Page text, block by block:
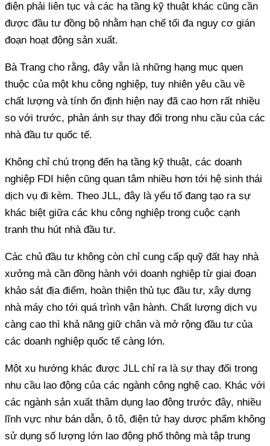
điện phải liên tục và các hạ tầng kỹ thuật khác cũng cần
được đầu tư đồng bộ nhằm hạn chế tối đa nguy cơ gián
đoạn hoạt động sản xuất.
Bà Trang cho rằng, đây vẫn là những hạng mục quen
thuộc của một khu công nghiệp, tuy nhiên yêu cầu về
chất lượng và tính ổn định hiện nay đã cao hơn rất nhiều
so với trước, phản ánh sự thay đổi trong nhu cầu của các
nhà đầu tư quốc tế.
Không chỉ chú trọng đến hạ tầng kỹ thuật, các doanh
nghiệp FDI hiện cũng quan tâm nhiều hơn tới hệ sinh thái
dịch vụ đi kèm. Theo JLL, đây là yếu tố đang tạo ra sự
khác biệt giữa các khu công nghiệp trong cuộc cạnh
tranh thu hút nhà đầu tư.
Các chủ đầu tư không còn chỉ cung cấp quỹ đất hay nhà
xưởng mà cần đồng hành với doanh nghiệp từ giai đoạn
khảo sát địa điểm, hoàn thiện thủ tục đầu tư, xây dựng
nhà máy cho tới quá trình vận hành. Chất lượng dịch vụ
càng cao thì khả năng giữ chân và mở rộng đầu tư của
các doanh nghiệp quốc tế càng lớn.
Một xu hướng khác được JLL chỉ ra là sự thay đổi trong
nhu cầu lao động của các ngành công nghệ cao. Khác với
các ngành sản xuất thâm dụng lao động trước đây, nhiều
lĩnh vực như bán dẫn, ô tô, điện tử hay dược phẩm không
sử dụng số lượng lớn lao động phổ thông mà tập trung